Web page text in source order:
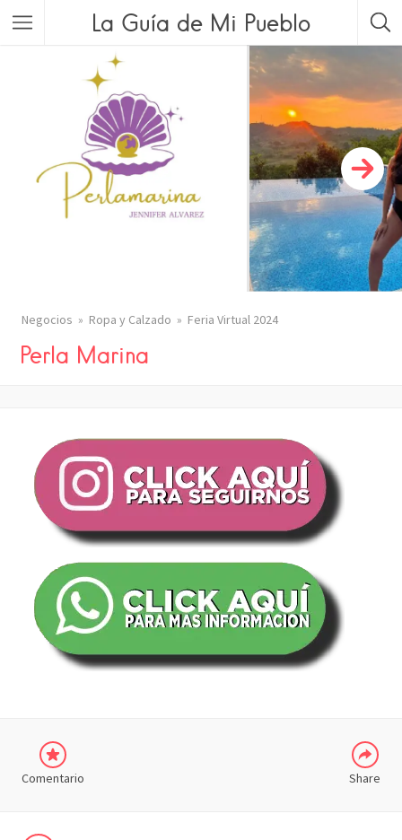
La Guía de Mi Pueblo
Negocios Ropa y Calzado Feria Virtual 2024
Perla Marina
Comentario Share
COMPARTIR